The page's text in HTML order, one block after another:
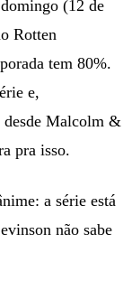
(12 de
Rotten
tem 80%.
e,
desde Malcolm &
pra isso.
a série está
não sabe